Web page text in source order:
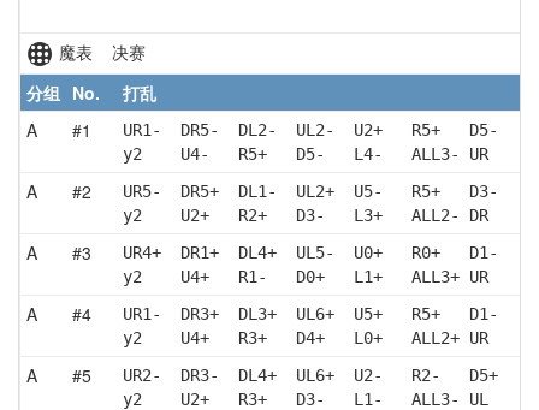
魔表 决赛
分组 No.
打乱
A
#1
UR1-  DR5-  DL2-  UL2-  U2+   R5+   D5-
y2    U4-   R5+   D5-   L4-   ALL3- UR
A #2
UR5-  DR5+  DL1-  UL2+  U5-   R5+   D3-
y2    U2+   R2+   D3-   L3+   ALL2- DR
A #3
UR4+  DR1+  DL4+  UL5-  U0+   R0+   D1-
y2    U4+   R1-   D0+   L1+   ALL3+ UR
A #4
UR1-  DR3+  DL3+  UL6+  U5+   R5+   D1-
y2    U4+   R3+   D4+   L0+   ALL2+ UR
A #5
UR2-  DR3-  DL4+  UL6+  U2-   R2-   D5+
y2    U2+   R3+   D3-   L1-   ALL3- UL